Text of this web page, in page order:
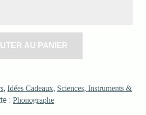
AU PANIER
,Idées Cadeaux, Sciences, Instruments &
:Phonographe